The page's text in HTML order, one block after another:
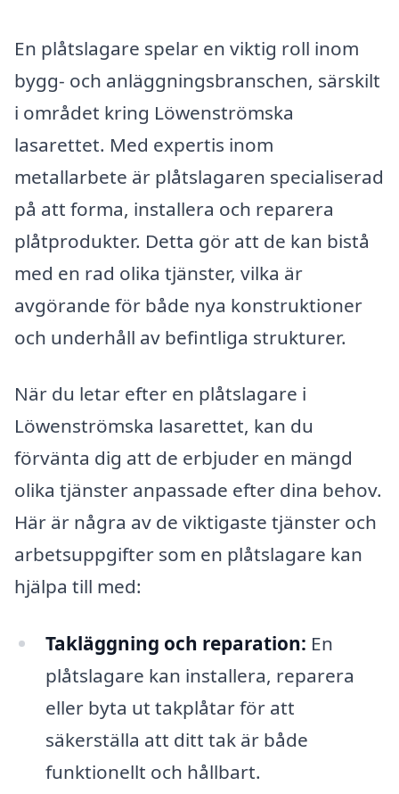
En plåtslagare spelar en viktig roll inom
bygg- och anläggningsbranschen, särskilt
i området kring Löwenströmska
lasarettet. Med expertis inom
metallarbete är plåtslagaren specialiserad
på att forma, installera och reparera
plåtprodukter. Detta gör att de kan bistå
med en rad olika tjänster, vilka är
avgörande för både nya konstruktioner
och underhåll av befintliga strukturer.
När du letar efter en plåtslagare i
Löwenströmska lasarettet, kan du
förvänta dig att de erbjuder en mängd
olika tjänster anpassade efter dina behov.
Här är några av de viktigaste tjänster och
arbetsuppgifter som en plåtslagare kan
hjälpa till med:
Takläggning och reparation: En
plåtslagare kan installera, reparera
eller byta ut takplåtar för att
säkerställa att ditt tak är både
funktionellt och hållbart.